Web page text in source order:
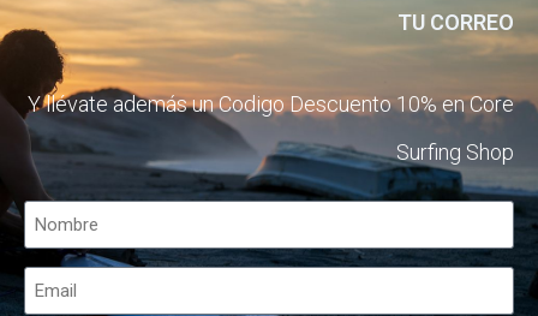
TU CORREO
Y llévate además un Codigo Descuento 10% en Core
Surfing Shop